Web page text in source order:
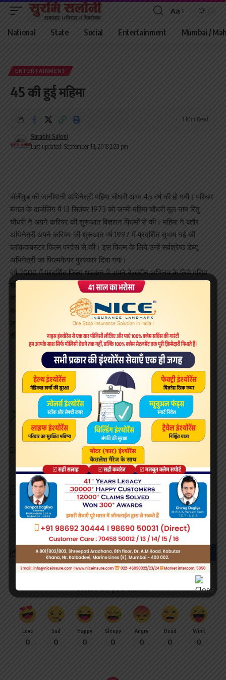
Font
Resizer
Aa
National State Social Entertainment Mumbai /
ENTERTAINMENT
45 की हुई महिमा
Last updated: September 13, 2018 2:23 pm
Surabhi Saloni
1 Min Read
बॉलीवुड की जानीमानी अभिनेत्री महिमा चौधरी आज 45 वर्ष की हो गयी। पश्चिम
बंगाल के दार्जलिंग में 13 सितंबर 1973 को जन्मी महिमा चौधरी मूल नाम रितु
चौधरी ने अपने करियर की शुरूआत विज्ञापन फिल्मों से की। महिमा ने बतौर
अभिनेत्री अपने करियर की शुरूआत वर्ष 1997 में प्रदर्शित सुभाष घई की
ब्लॉककबस्टर फिल्म परदेस से की। इस फिल्म के लिये उन्हें सर्वश्रेष्ठ डेब्यू
अभिनेत्री का फिल्मफेयर पुरस्कार दिया गया।
वर्ष 2000 में प्रदर्शित फिल्म धड़कन में अपने बेहतरीन अभिनय के लिये महिमा
सर्वश्रेष्ठ सहायक अभिनेत्री के फिल्म फेयर पुरस्कार से नामांकित की गयी।
महिमा ने अपने सिने करियर में लगभग 35 फिल्मों में अभिनय किया है। उनके
करियर की अन्य उल्लेखनीय फिल्मों में दाग द फायर, कुरूक्षेत्र, दिल क्या करे,
लज्जा, दीवाने, खिलाड़ी 420, ओम जय जगदीश, दिल है तुम्हारा, सौतन, शहर,
सैंडविच और बागबान शामिल है।
Sign Up For Daily Newsletter
Be keep up! Get the latest breaking news delivered
straight to your inbox.
By signing up, you agree to ourTerms of Useand acknowledge the data practices in
our Privacy Policy. You may unsubscribe at any time.
What do you think?
Love
0
Sad
0
Happy
0
Sleepy
0
Angry
0
Dead
0
Wink
0